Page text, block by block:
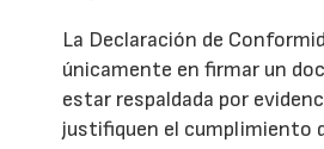
La Declaración de
únicamente en firmar un
estar respaldada por
justifiquen el cumplimiento